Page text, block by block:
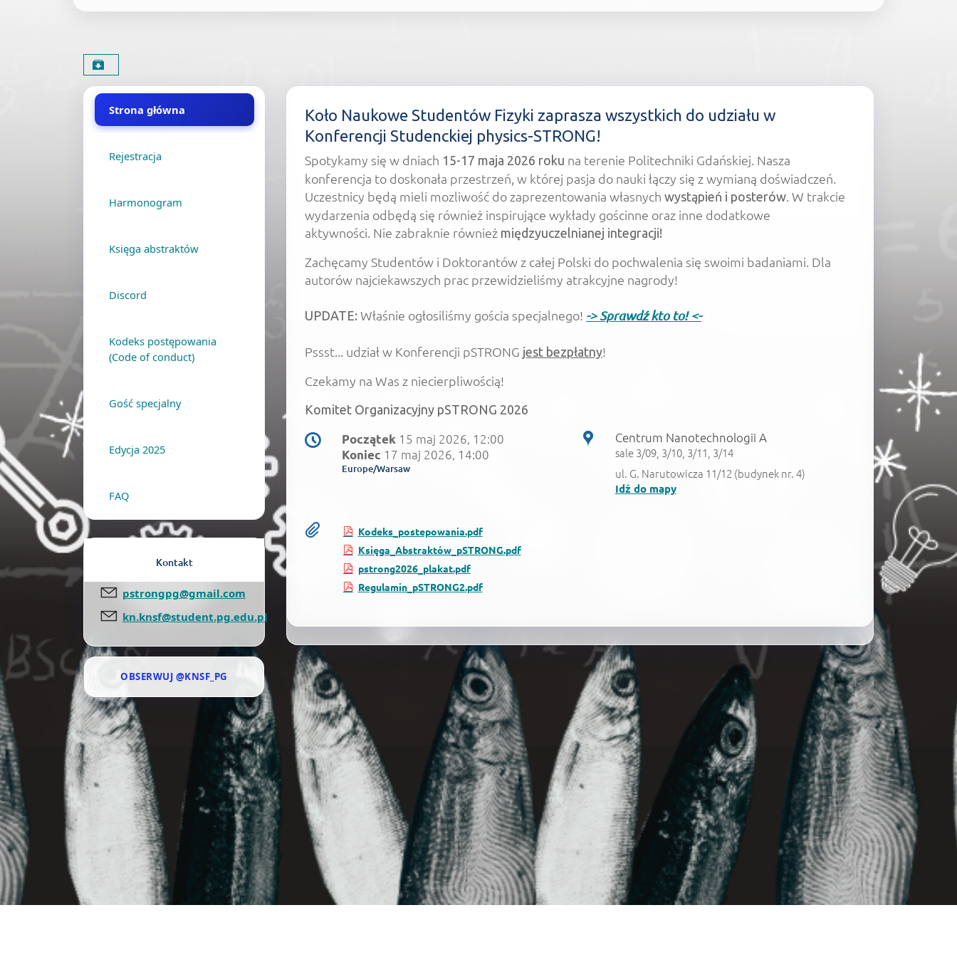
Pobierz materiał
Menu wydarzenia
Strona główna
Rejestracja
Harmonogram
Księga abstraktów
Discord
Kodeks postępowania
(Code of conduct)
Gość specjalny
Edycja 2025
FAQ
Kontakt
pstrongpg@gmail.com
kn.knsf@student.pg.edu.pl
Treść strony -Strona główna
Koło Naukowe Studentów Fizyki zaprasza wszystkich do udziału w
Konferencji Studenckiej physics-STRONG!
Spotykamy się w dniach 15-17 maja 2026 roku na terenie Politechniki Gdańskiej. Nasza
konferencja to doskonała przestrzeń, w której pasja do nauki łączy się z wymianą doświadczeń.
Uczestnicy będą mieli mozliwość do zaprezentowania własnych wystąpień i posterów. W trakcie
wydarzenia odbędą się również inspirujące wykłady gościnne oraz inne dodatkowe
aktywności. Nie zabraknie również międzyuczelnianej integracji!
Zachęcamy Studentów i Doktorantów z całej Polski do pochwalenia się swoimi badaniami. Dla
autorów najciekawszych prac przewidzieliśmy atrakcyjne nagrody!
UPDATE: Właśnie ogłosiliśmy gościa specjalnego! -> Sprawdź kto to! <-
Pssst... udział w Konferencji pSTRONG jest bezpłatny!
Czekamy na Was z niecierpliwością!
Komitet Organizacyjny pSTRONG 2026
Początek 15 maj 2026, 12:00
Koniec 17 maj 2026, 14:00
Europe/Warsaw
Centrum Nanotechnologii A
sale 3/09, 3/10, 3/11, 3/14
ul. G. Narutowicza 11/12 (budynek nr. 4)
Idź do mapy
Kodeks_postepowania.pdf
Księga_Abstraktów_pSTRONG.pdf
pstrong2026_plakat.pdf
Regulamin_pSTRONG2.pdf